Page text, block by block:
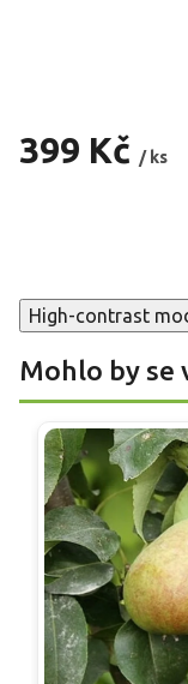
399 Kč / ks
High-contrast
Mohlo by se